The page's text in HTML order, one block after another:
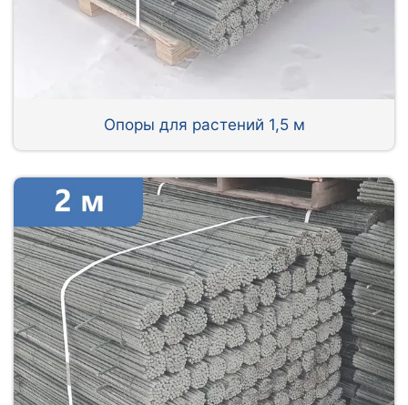
Опоры для растений 1,5 м